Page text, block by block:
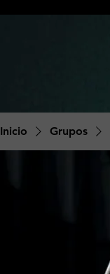
Inicio Grupos